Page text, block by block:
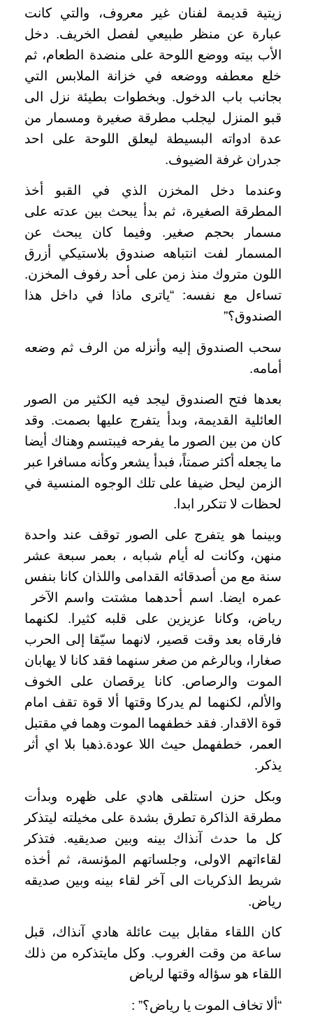
زيتية قديمة لفنان غير معروف، والتي كانت
عبارة عن منظر طبيعي لفصل الخريف. دخل
الأب بيته ووضع اللوحة على منضدة الطعام، ثم
خلع معطفه ووضعه في خزانة الملابس التي
بجانب باب الدخول. وبخطوات بطيئة نزل الى
قبو المنزل ليجلب مطرقة صغيرة ومسمار من
عدة ادواته البسيطة ليعلق اللوحة على احد
جدران غرفة الضيوف.
وعندما دخل المخزن الذي في القبو أخذ
المطرقة الصغيرة، ثم بدأ يبحث بين عدته على
مسمار بحجم صغير. وفيما كان يبحث عن
المسمار لفت انتباهه صندوق بلاستيكي أزرق
اللون متروك منذ زمن على أحد رفوف المخزن.
تساءل مع نفسه: “ياترى ماذا في داخل هذا
الصندوق؟”
سحب الصندوق إليه وأنزله من الرف ثم وضعه
أمامه.
بعدها فتح الصندوق ليجد فيه الكثير من الصور
العائلية القديمة، وبدأ يتفرج عليها بصمت. وقد
كان من بين الصور ما يفرحه فيبتسم وهناك أيضا
ما يجعله أكثر صمتاً، فبدأ يشعر وكأنه مسافرا عبر
الزمن ليحل ضيفا على تلك الوجوه المنسية في
لحظات لا تتكرر ابدا.
وبينما هو يتفرج على الصور توقف عند واحدة
منهن، وكانت له أيام شبابه ، بعمر سبعة عشر
سنة مع من أصدقائه القدامى واللذان كانا بنفس
عمره ايضا. اسم أحدهما مشتت واسم الآخر
رياض، وكانا عزيزين على قلبه كثيرا. لكنهما
فارقاه بعد وقت قصير، لانهما سيّقا إلى الحرب
صغارا، وبالرغم من صغر سنهما فقد كانا لا يهابان
الموت والرصاص. كانا يرقصان على الخوف
والألم، لكنهما لم يدركا وقتها ألا قوة تقف امام
قوة الاقدار. فقد خطفهما الموت وهما في مقتبل
العمر، خطفهمل حيث اللا عودة.ذهبا بلا اي أثر
يذكر.
وبكل حزن استلقى هادي على ظهره وبدأت
مطرقة الذاكرة تطرق بشدة على مخيلته ليتذكر
كل ما حدث آنذاك بينه وبين صديقيه. فتذكر
لقاءاتهم الاولى، وجلساتهم المؤنسة، ثم أخذه
شريط الذكريات الى آخر لقاء بينه وبين صديقه
رياض.
كان اللقاء مقابل بيت عائلة هادي آنذاك، قبل
ساعة من وقت الغروب. وكل مايتذكره من ذلك
اللقاء هو سؤاله وقتها لرياض
“ألا تخاف الموت يا رياض؟” :